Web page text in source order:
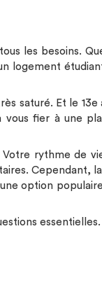
les besoins.
logement
saturé. Et le 13e
vous fier à une
rythme de
Cependant,
option
essentielles.